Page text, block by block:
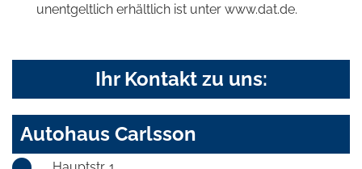
unentgeltlich erhältlich ist unter www.dat.de.
Ihr Kontakt zu uns:
Autohaus Carlsson